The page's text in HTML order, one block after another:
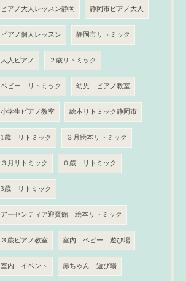
ピアノ大人レッスン静岡 静岡市ピアノ大人
ピアノ個人レッスン 静岡市リトミック
大人ピアノ ２歳リトミック
ベビー リトミック 幼児 ピアノ教室
小学生ピアノ教室 絵本リトミック静岡市
1歳 リトミック ３月絵本リトミック
３月リトミック ０歳 リトミック
3歳 リトミック
アーセンティア迎賓館 絵本リトミック
３歳ピアノ教室 室内 ベビー 遊び場
室内 イベント 赤ちゃん 遊び場